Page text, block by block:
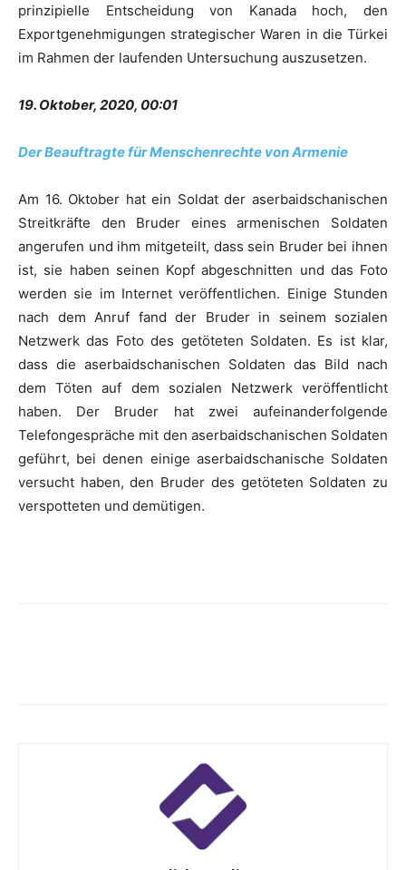
prinzipielle Entscheidung von Kanada hoch, den
Exportgenehmigungen strategischer Waren in die Türkei
im Rahmen der laufenden Untersuchung auszusetzen.
19. Oktober, 2020, 00:01
Der Beauftragte für Menschenrechte von Armenie
Am 16. Oktober hat ein Soldat der aserbaidschanischen
Streitkräfte den Bruder eines armenischen Soldaten
angerufen und ihm mitgeteilt, dass sein Bruder bei ihnen
ist, sie haben seinen Kopf abgeschnitten und das Foto
werden sie im Internet veröffentlichen. Einige Stunden
nach dem Anruf fand der Bruder in seinem sozialen
Netzwerk das Foto des getöteten Soldaten. Es ist klar,
dass die aserbaidschanischen Soldaten das Bild nach
dem Töten auf dem sozialen Netzwerk veröffentlicht
haben. Der Bruder hat zwei aufeinanderfolgende
Telefongespräche mit den aserbaidschanischen Soldaten
geführt, bei denen einige aserbaidschanische Soldaten
versucht haben, den Bruder des getöteten Soldaten zu
verspotteten und demütigen.